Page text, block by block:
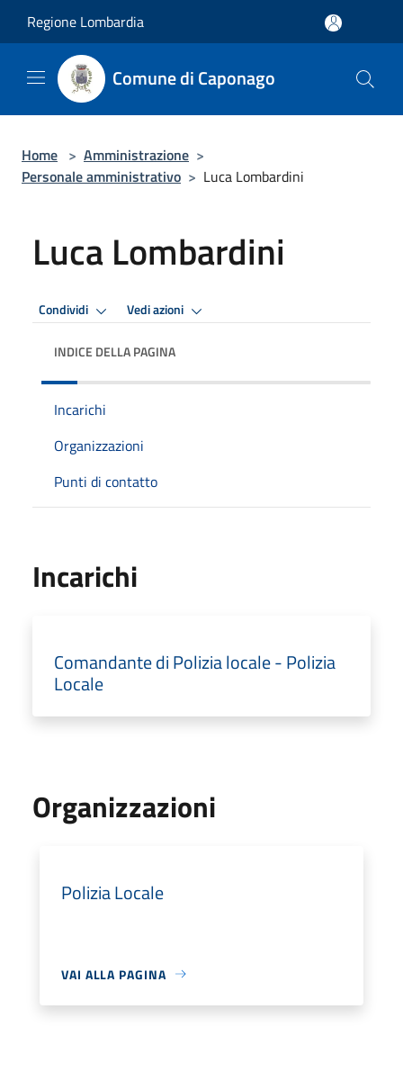
Regione Lombardia
Comune di Caponago
Home > Amministrazione >
Personale amministrativo > Luca Lombardini
Luca Lombardini
Condividi Vedi azioni
INDICE DELLA PAGINA
Incarichi
Organizzazioni
Punti di contatto
Incarichi
Comandante di Polizia locale - Polizia
Locale
Organizzazioni
Polizia Locale
VAI ALLA PAGINA